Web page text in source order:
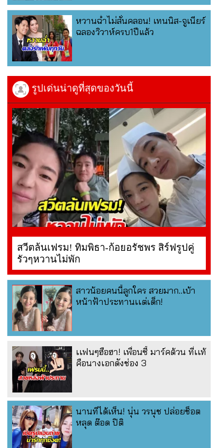
หวานฉ่ำไม่สั่นคลอน! เทนนิส-จูเนียร์
ฉลองวิวาห์ครบ1ปีแล้ว
รูปเด่นน่าดูที่สุดของวันนี้
สวีตล้นเฟรม! ทิมพิธา-ก้อยอรัชพร สิร์ฟรูปคู่
รัวๆหวานไม่พัก
สาวน้อยคนนี้ลูกใคร สวยมาก..เบ้า
หน้าฟ้าประทานเเต่เด็ก!
เเฟนๆฮือฮา! เพื่อนซี้ มาร์คต้วน ที่เเท้
คือนางเอกดังช่อง 3
นานทีได้เห็น! นุ่น วรนุช ปล่อยช็อต
หลุด ต๊อด ปิติ